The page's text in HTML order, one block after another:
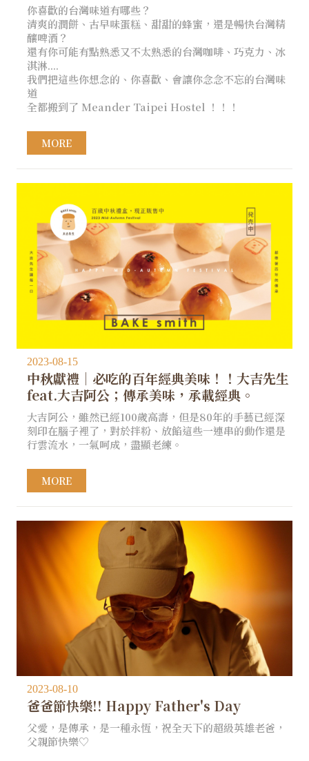
你喜歡的台灣味道有哪些？
清爽的潤餅、古早味蛋糕、甜甜的蜂蜜，還是暢快台灣精
釀啤酒？
還有你可能有點熟悉又不太熟悉的台灣咖啡、巧克力、冰
淇淋....
我們把這些你想念的、你喜歡、會讓你念念不忘的台灣味
道
全都搬到了 Meander Taipei Hostel ！！！
MORE
2023-08-15
中秋獻禮｜必吃的百年經典美味！！大吉先生
feat.大吉阿公；傳承美味，承載經典。 ​
大吉阿公，雖然已經100歲高壽，但是80年的手藝已經深
刻印在腦子裡了，對於拌粉、放餡這些一連串的動作還是
行雲流水，一氣呵成，盡顯老練。
MORE
2023-08-10
爸爸節快樂!! Happy Father's Day
父愛，是傳承，是一種永恆，祝全天下的超級英雄老爸，
父親節快樂♡